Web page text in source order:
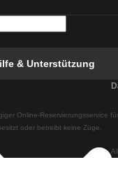
von Lissabon nach Braga
von Braga nach Lissabon
Online-Reservierungsservice
oder betreibt keine Züge.
& Unterstützung